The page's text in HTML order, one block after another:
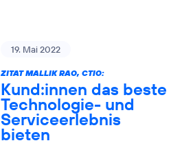
19. Mai 2022
ZITAT MALLIK RAO, CTIO:
Kund:innen das beste
Technologie- und
Serviceerlebnis
bieten